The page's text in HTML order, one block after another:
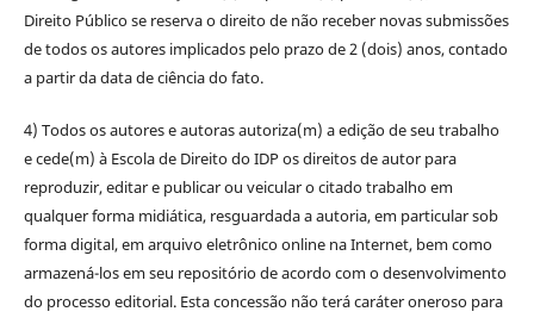
Direito Público se reserva o direito de não receber novas submissões
de todos os autores implicados pelo prazo de 2 (dois) anos, contado
a partir da data de ciência do fato.
4) Todos os autores e autoras autoriza(m) a edição de seu trabalho
e cede(m) à Escola de Direito do IDP os direitos de autor para
reproduzir, editar e publicar ou veicular o citado trabalho em
qualquer forma midiática, resguardada a autoria, em particular sob
forma digital, em arquivo eletrônico online na Internet, bem como
armazená-los em seu repositório de acordo com o desenvolvimento
do processo editorial. Esta concessão não terá caráter oneroso para